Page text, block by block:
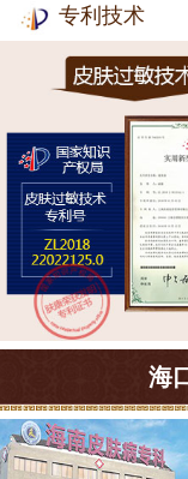
专利技术
海